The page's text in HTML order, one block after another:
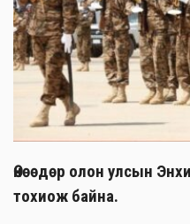
Өнөөдөр олон улсын
тохиож байна.